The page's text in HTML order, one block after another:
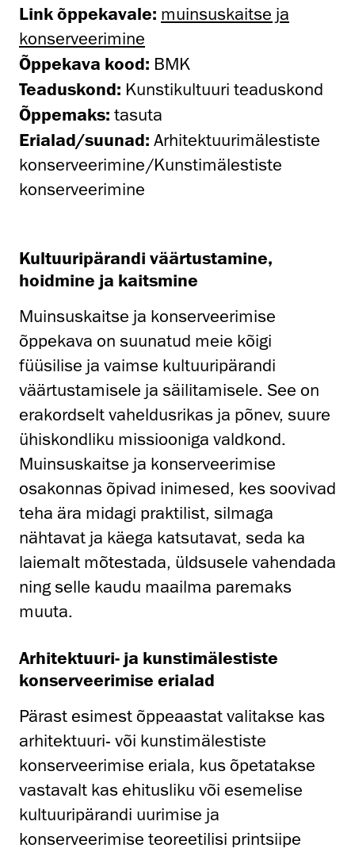
Link õppekavale: muinsuskaitse ja
konserveerimine
Õppekava kood: BMK
Teaduskond: Kunstikultuuri teaduskond
Õppemaks: tasuta
Erialad/suunad: Arhitektuurimälestiste
konserveerimine/Kunstimälestiste
konserveerimine
Kultuuripärandi väärtustamine,
hoidmine ja kaitsmine
Muinsuskaitse ja konserveerimise
õppekava on suunatud meie kõigi
füüsilise ja vaimse kultuuripärandi
väärtustamisele ja säilitamisele. See on
erakordselt vaheldusrikas ja põnev, suure
ühiskondliku missiooniga valdkond.
Muinsuskaitse ja konserveerimise
osakonnas õpivad inimesed, kes soovivad
teha ära midagi praktilist, silmaga
nähtavat ja käega katsutavat, seda ka
laiemalt mõtestada, üldsusele vahendada
ning selle kaudu maailma paremaks
muuta.
Arhitektuuri- ja kunstimälestiste
konserveerimise erialad
Pärast esimest õppeaastat valitakse kas
arhitektuuri- või kunstimälestiste
konserveerimise eriala, kus õpetatakse
vastavalt kas ehitusliku või esemelise
kultuuripärandi uurimise ja
konserveerimise teoreetilisi printsiipe